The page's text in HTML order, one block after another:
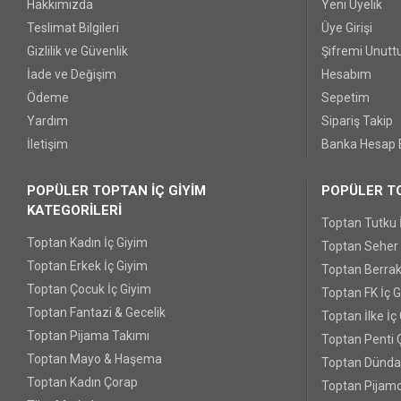
Hakkımızda
Teslimat Bilgileri
Gizlilik ve Güvenlik
İade ve Değişim
Ödeme
Yardım
İletişim
Yeni Üyelik
Üye Girişi
Şifremi
Hesabım
Sepetim
Sipariş Takip
Banka Hesap
POPÜLER TOPTAN İÇ GİYİM
KATEGORİLERİ
Toptan Kadın İç Giyim
Toptan Erkek İç Giyim
Toptan Çocuk İç Giyim
Toptan Fantazi & Gecelik
Toptan Pijama Takımı
Toptan Mayo & Haşema
Toptan Kadın Çorap
POPÜLER
Toptan Tutku
Toptan Seher
Toptan
Toptan FK İç
Toptan İlke İç
Toptan Penti
Toptan
Toptan